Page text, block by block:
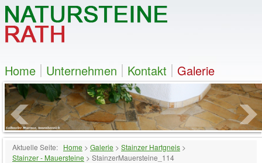
Home Unternehmen Kontakt Galerie
Aktuelle Seite: Home > Galerie > Stainzer Hartgneis >
Stainzer - Mauersteine > StainzerMauersteine_114